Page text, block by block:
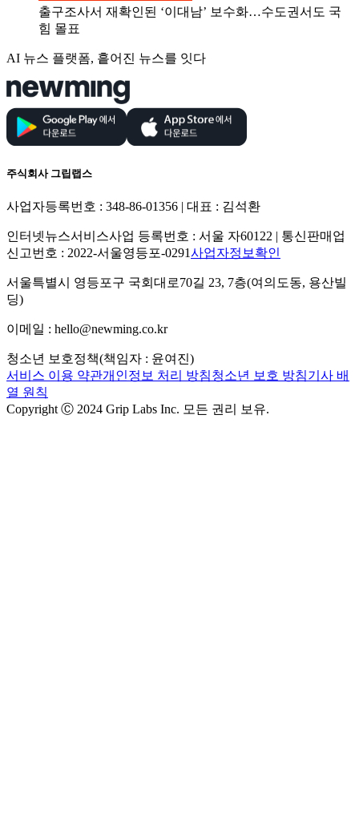
출구조사서 재확인된 ‘이대남’ 보수화…수도권서도 국
힘 몰표
AI 뉴스 플랫폼, 흩어진 뉴스를 잇다
주식회사 그립랩스
사업자등록번호 : 348-86-01356 | 대표 : 김석환
인터넷뉴스서비스사업 등록번호 : 서울 자60122 | 통신판매업
신고번호 : 2022-서울영등포-0291사업자정보확인
서울특별시 영등포구 국회대로70길 23, 7층(여의도동, 용산빌
딩)
이메일 : hello@newming.co.kr
청소년 보호정책(책임자 : 윤여진)
서비스 이용 약관개인정보 처리 방침청소년 보호 방침기사 배
열 원칙
Copyright Ⓒ 2024 Grip Labs Inc. 모든 권리 보유.